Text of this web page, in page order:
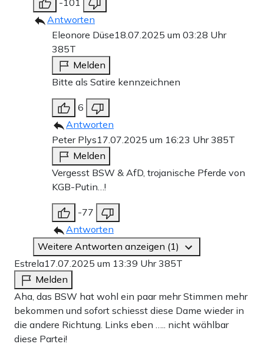
Antworten
Eleonore Düse18.07.2025 um 03:28 Uhr
385T
Melden
Bitte als Satire kennzeichnen
6
Antworten
Peter Plys17.07.2025 um 16:23 Uhr385T
Melden
Vergesst BSW & AfD, trojanische Pferde von
KGB-Putin…!
-77
Antworten
Weitere Antworten anzeigen (1)
Estrela17.07.2025 um 13:39 Uhr385T
Melden
Aha, das BSW hat wohl ein paar mehr Stimmen mehr
bekommen und sofort schiesst diese Dame wieder in
die andere Richtung. Links eben ….. nicht wählbar
diese Partei!